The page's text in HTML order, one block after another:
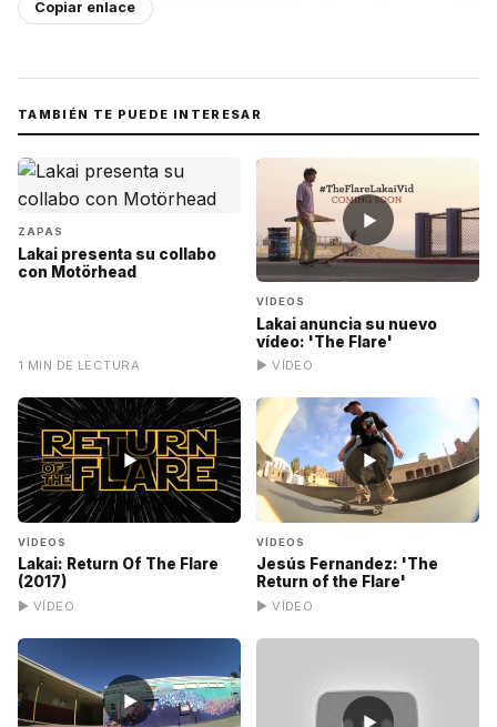
Copiar enlace
TAMBIÉN TE PUEDE INTERESAR
ZAPAS
Lakai presenta su collabo
con Motörhead
1 MIN DE LECTURA
▶
VÍDEOS
Lakai anuncia su nuevo
vídeo: 'The Flare'
▶ VÍDEO
▶
VÍDEOS
Lakai: Return Of The Flare
(2017)
▶ VÍDEO
▶
VÍDEOS
Jesús Fernandez: 'The
Return of the Flare'
▶ VÍDEO
▶
▶